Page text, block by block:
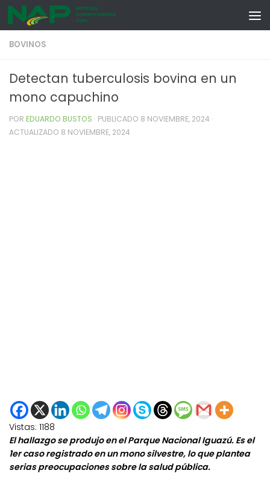
Skip to content
BOVINOS
Detectan tuberculosis bovina en un
mono capuchino
POR EDUARDO BUSTOS · PUBLICADO 8 NOVIEMBRE, 2024 ·
ACTUALIZADO 8 NOVIEMBRE, 2024
Vistas: 1188
El hallazgo se produjo en el Parque Nacional Iguazú. Es el
1er caso registrado en un mono silvestre, lo que plantea
serias preocupaciones sobre la salud pública.